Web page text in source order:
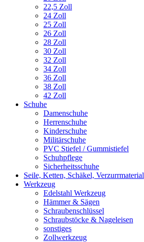
22,5 Zoll
24 Zoll
25 Zoll
26 Zoll
28 Zoll
30 Zoll
32 Zoll
34 Zoll
36 Zoll
38 Zoll
42 Zoll
Schuhe
Damenschuhe
Herrenschuhe
Kinderschuhe
Militärschuhe
PVC Stiefel / Gummistiefel
Schuhpflege
Sicherheitsschuhe
Seile, Ketten, Schäkel, Verzurrmaterial
Werkzeug
Edelstahl Werkzeug
Hämmer & Sägen
Schraubenschlüssel
Schraubstöcke & Nageleisen
sonstiges
Zollwerkzeug